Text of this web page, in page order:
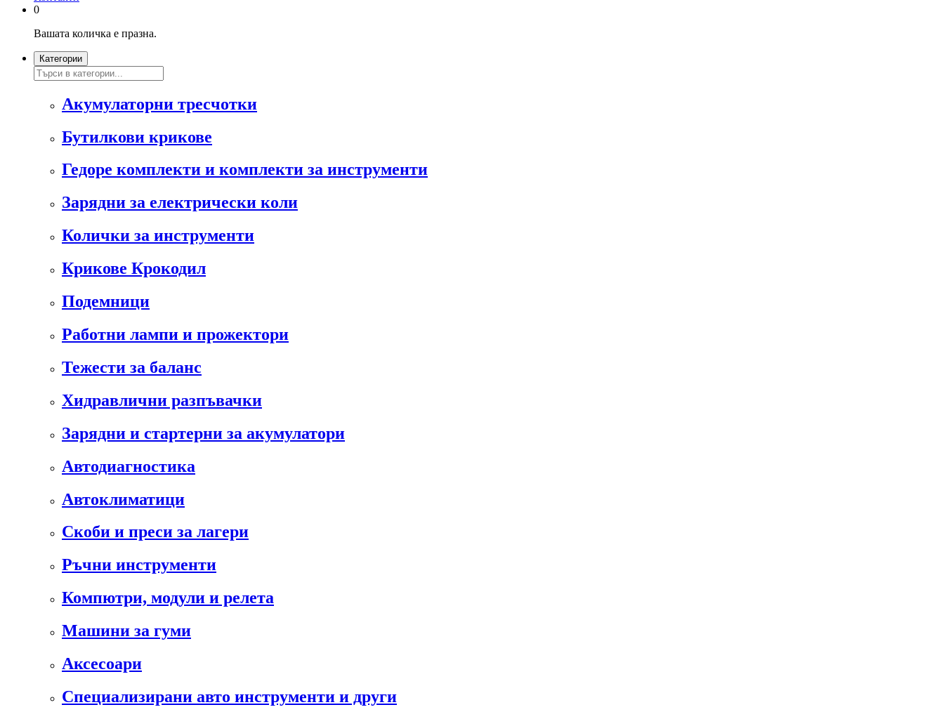
0
Вашата количка е празна.
Категории
Акумулаторни тресчотки
Бутилкови крикове
Гедоре комплекти и комплекти за инструменти
Зарядни за електрически коли
Колички за инструменти
Крикове Крокодил
Подемници
Работни лампи и прожектори
Тежести за баланс
Хидравлични разпъвачки
Зарядни и стартерни за акумулатори
Автодиагностика
Автоклиматици
Скоби и преси за лагери
Ръчни инструменти
Компютри, модули и релета
Машини за гуми
Аксесоари
Специализирани авто инструменти и други